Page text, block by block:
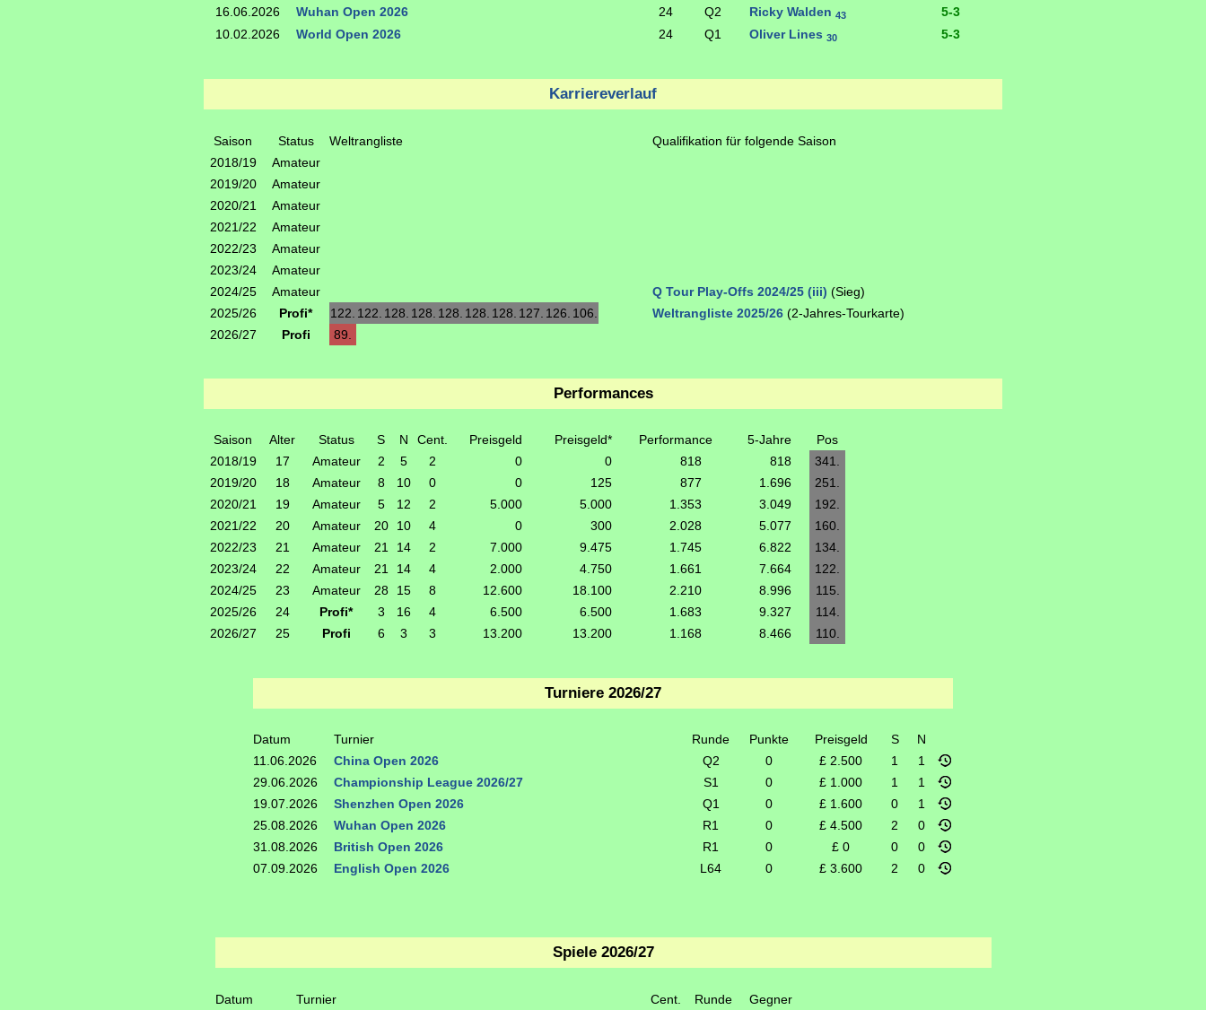
16.06.2026
Wuhan Open 2026 24 Q2 Ricky Walden 43
5-3
10.02.2026
World Open 2026 24 Q1 Oliver Lines 30 5-3
Karriereverlauf
Saison Status Weltrangliste
Qualifikation für folgende Saison
2018/19
Amateur
2019/20
Amateur
2020/21
Amateur
2021/22
Amateur
2022/23
Amateur
2023/24
Amateur
2024/25
Amateur Q Tour Play-Offs 2024/25 (iii) (Sieg)
2025/26
Profi* 122. 122. 128. 128. 128. 128. 128. 127. 126. 106. Weltrangliste 2025/26 (2-Jahres-Tourkarte)
2026/27
Profi 89.
Performances
Saison Alter Status S N Cent. Preisgeld Preisgeld* Performance 5-Jahre
Pos
2018/19
17 Amateur 2 5 2 0 0 818 818
341.
2019/20
18 Amateur 8 10 0 0 125 877 1.696
251.
2020/21
19 Amateur 5 12 2 5.000 5.000 1.353 3.049
192.
2021/22
20 Amateur 20 10 4 0 300 2.028 5.077
160.
2022/23
21 Amateur 21 14 2 7.000 9.475 1.745 6.822
134.
2023/24
22 Amateur 21 14 4 2.000 4.750 1.661 7.664
122.
2024/25
23 Amateur 28 15 8 12.600 18.100 2.210 8.996
115.
2025/26
24 Profi* 3 16 4 6.500 6.500 1.683 9.327
114.
2026/27
25 Profi 6 3 3 13.200 13.200 1.168 8.466 110.
Turniere 2026/27
Datum Turnier Runde Punkte Preisgeld S
N
11.06.2026
China Open 2026 Q2 0 £ 2.500 1
1
29.06.2026
Championship League 2026/27 S1 0 £ 1.000 1
1
19.07.2026
Shenzhen Open 2026 Q1 0 £ 1.600 0
1
25.08.2026
Wuhan Open 2026 R1 0 £ 4.500 2
0
31.08.2026
British Open 2026 R1 0 £ 0 0
0
07.09.2026
English Open 2026 L64 0 £ 3.600 2 0
Spiele 2026/27
Datum Turnier Cent. Runde
Gegner